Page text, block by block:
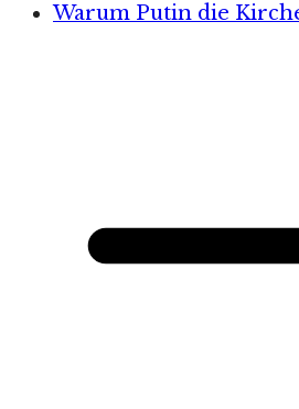
Warum Putin die